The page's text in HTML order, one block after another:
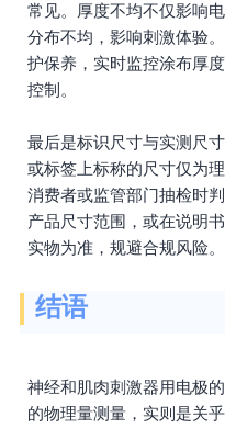
常见。厚度不均不仅影响
分布不均，影响刺激体验
护保养，实时监控涂布厚
控制。
最后是标识尺寸与实测尺
或标签上标称的尺寸仅为
消费者或监管部门抽检时
产品尺寸范围，或在说明
实物为准，规避合规风险。
结语
神经和肌肉刺激器用电极
的物理量测量，实则是关